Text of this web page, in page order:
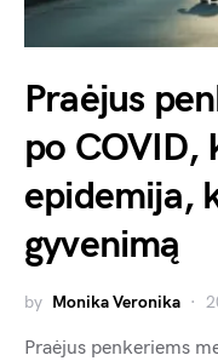
Praėjus
po COVID,
epidemija,
gyvenimą
by Monika Veronika
Praėjus penkeriems